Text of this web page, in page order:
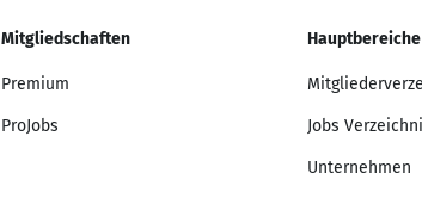
Mitgliedschaften
Premium
ProJobs
Hauptbereiche
Jobs
Unternehmen